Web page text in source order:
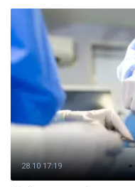
28.10 17:19